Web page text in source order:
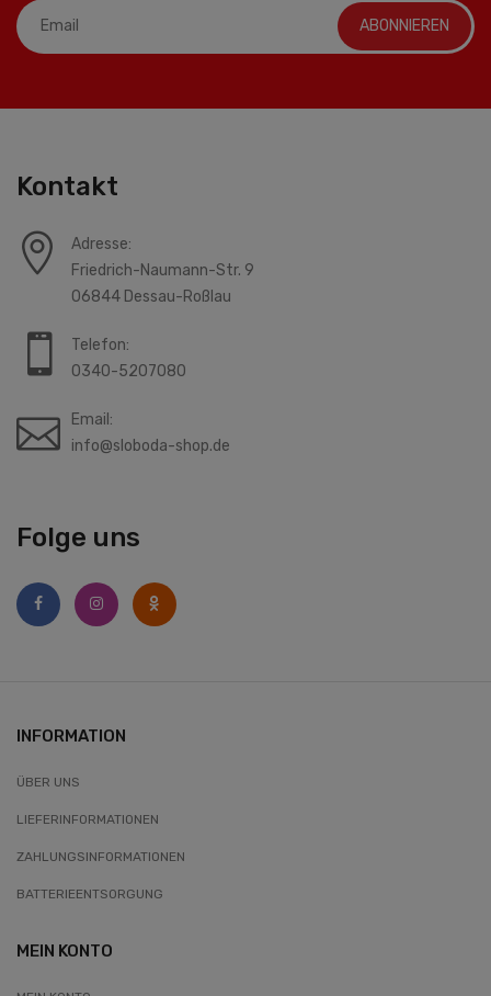
ABONNIEREN
Folge uns
Kontakt
Adresse:
Friedrich-Naumann-Str. 9
06844 Dessau-Roßlau
Telefon:
0340-5207080
Email:
info@sloboda-shop.de
INFORMATION
ÜBER UNS
LIEFERINFORMATIONEN
ZAHLUNGSINFORMATIONEN
BATTERIEENTSORGUNG
MEIN KONTO